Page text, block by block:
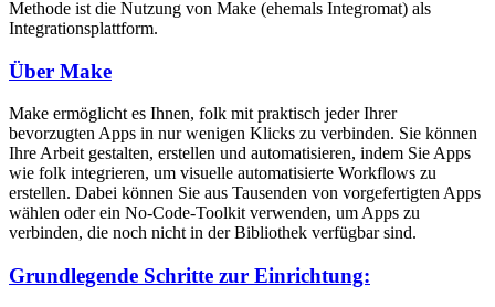
Methode ist die Nutzung von Make (ehemals Integromat) als
Integrationsplattform.
Über Make
Make ermöglicht es Ihnen, folk mit praktisch jeder Ihrer
bevorzugten Apps in nur wenigen Klicks zu verbinden. Sie können
Ihre Arbeit gestalten, erstellen und automatisieren, indem Sie Apps
wie folk integrieren, um visuelle automatisierte Workflows zu
erstellen. Dabei können Sie aus Tausenden von vorgefertigten Apps
wählen oder ein No-Code-Toolkit verwenden, um Apps zu
verbinden, die noch nicht in der Bibliothek verfügbar sind.
Grundlegende Schritte zur Einrichtung: